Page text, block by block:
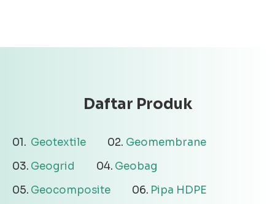
Daftar Produk
Geotextile
Geomembrane
Geogrid
Geobag
Geocomposite
Pipa HDPE